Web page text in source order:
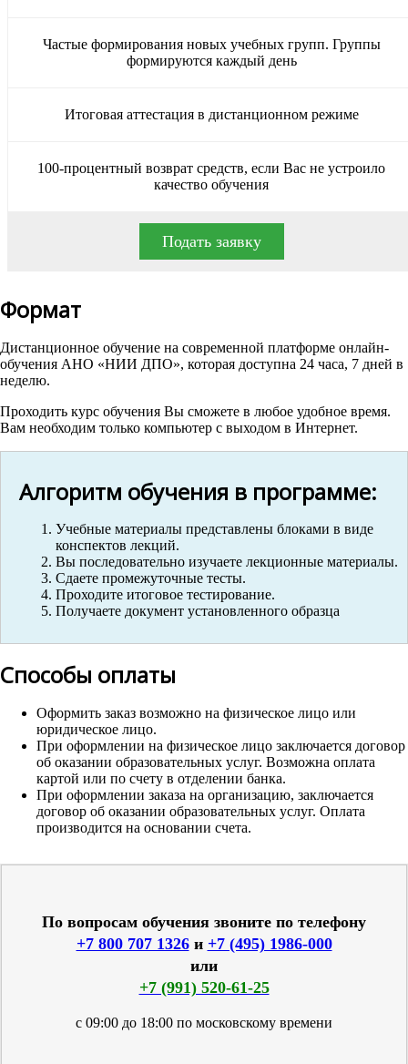
Частые формирования новых учебных групп. Группы
формируются каждый день
Итоговая аттестация в дистанционном режиме
100-процентный возврат средств, если Вас не устроило
качество обучения
Подать заявку
Формат
Дистанционное обучение на современной платформе онлайн-
обучения АНО «НИИ ДПО», которая доступна 24 часа, 7 дней в
неделю.
Проходить курс обучения Вы сможете в любое удобное время.
Вам необходим только компьютер с выходом в Интернет.
Алгоритм обучения в программе:
Учебные материалы представлены блоками в виде
конспектов лекций.
Вы последовательно изучаете лекционные материалы.
Сдаете промежуточные тесты.
Проходите итоговое тестирование.
Получаете документ установленного образца
Способы оплаты
Оформить заказ возможно на физическое лицо или
юридическое лицо.
При оформлении на физическое лицо заключается договор
об оказании образовательных услуг. Возможна оплата
картой или по счету в отделении банка.
При оформлении заказа на организацию, заключается
договор об оказании образовательных услуг. Оплата
производится на основании счета.
По вопросам обучения звоните по телефону
+7 800 707 1326и +7 (495) 1986-000
или
+7 (991) 520-61-25
с 09:00 до 18:00 по московскому времени